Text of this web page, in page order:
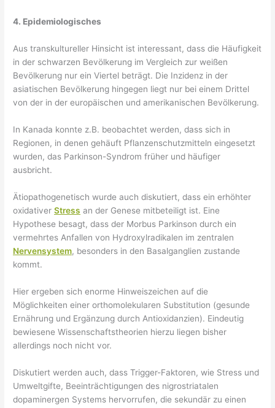
4. Epidemiologisches
Aus transkultureller Hinsicht ist interessant, dass die Häufigkeit
in der schwarzen Bevölkerung im Vergleich zur weißen
Bevölkerung nur ein Viertel beträgt. Die Inzidenz in der
asiatischen Bevölkerung hingegen liegt nur bei einem Drittel
von der in der europäischen und amerikanischen Bevölkerung.
In Kanada konnte z.B. beobachtet werden, dass sich in
Regionen, in denen gehäuft Pflanzenschutzmitteln eingesetzt
wurden, das Parkinson-Syndrom früher und häufiger
ausbricht.
Ätiopathogenetisch wurde auch diskutiert, dass ein erhöhter
oxidativerStress an der Genese mitbeteiligt ist. Eine
Hypothese besagt, dass der Morbus Parkinson durch ein
vermehrtes Anfallen von Hydroxylradikalen im zentralen
Nervensystem, besonders in den Basalganglien zustande
kommt.
Hier ergeben sich enorme Hinweiszeichen auf die
Möglichkeiten einer orthomolekularen Substitution (gesunde
Ernährung und Ergänzung durch Antioxidanzien). Eindeutig
bewiesene Wissenschaftstheorien hierzu liegen bisher
allerdings noch nicht vor.
Diskutiert werden auch, dass Trigger-Faktoren, wie Stress und
Umweltgifte, Beeinträchtigungen des nigrostriatalen
dopaminergen Systems hervorrufen, die sekundär zu einen